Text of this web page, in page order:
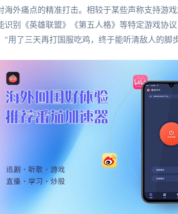
海外痛点的精准打击。相较于某些声称支持游
别《英雄联盟》《第五人格》等特定游戏协
"用了三天再打国服吃鸡，终于能听清敌人的脚